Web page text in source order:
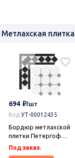
Метлахская плитка
694
Код УТ-00012435
Бордюр метлахской
плитки Петергоф
белый/черный
(001/013) 30,9х15,8,
Под заказ.